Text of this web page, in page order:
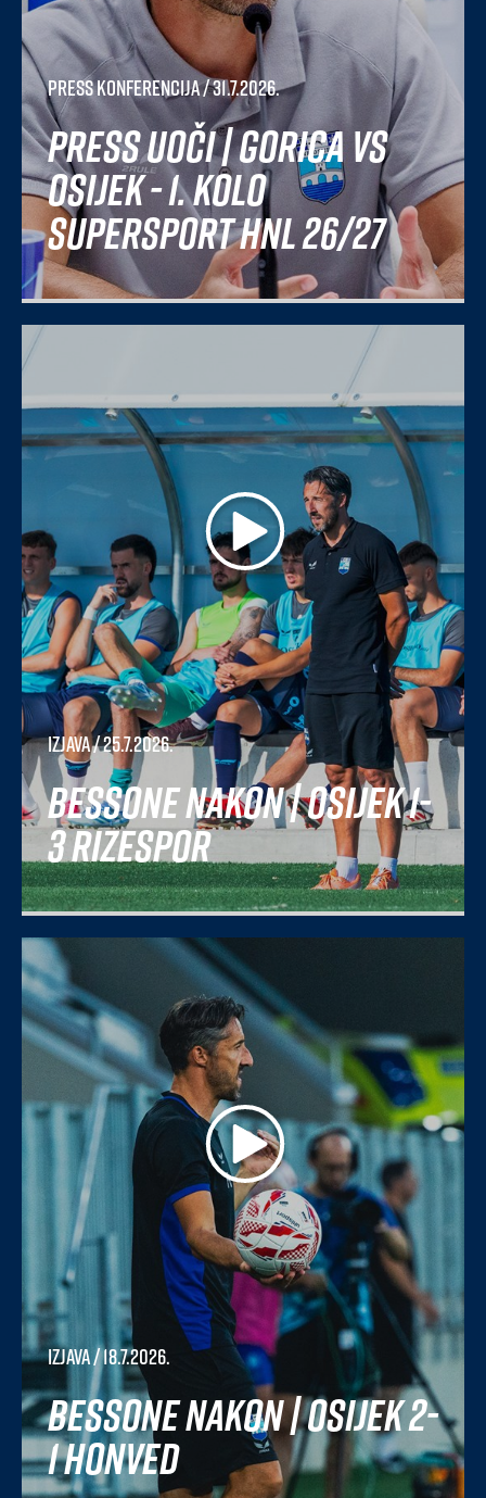
Press konferencija/ 31.7.2026.
Press uoči | Gorica vs
Osijek - 1. kolo
SuperSport HNL 26/27
Izjava/ 25.7.2026.
Bessone nakon | Osijek 1-
3 Rizespor
Izjava/ 18.7.2026.
Bessone nakon | Osijek 2-
1 Honved